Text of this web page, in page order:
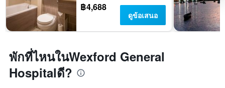
฿4,688
ดูข้อเสนอ
พักที่ไหนในWexford General
Hospitalดี?